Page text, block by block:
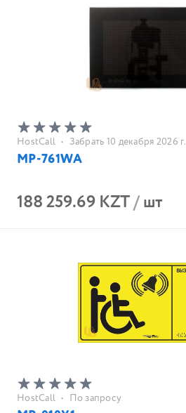
HostCall • Забрать 10 декабря 2026 г.
MP-761WA
188 259.69 KZT/шт
HostCall • По запросу